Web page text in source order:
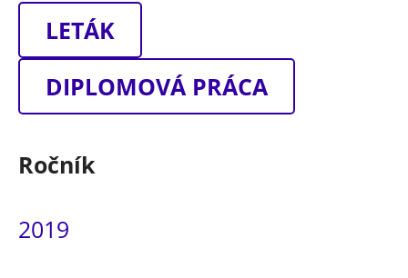
LETÁK
DIPLOMOVÁ PRÁCA
Ročník
2019